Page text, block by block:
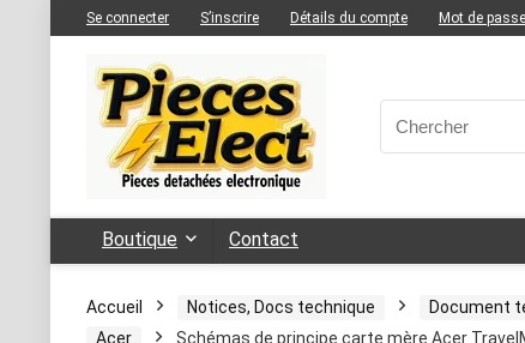
Se connecter S’inscrire Détails du compte Mot de
Boutique Contact
Accueil Notices, Docs technique Document
Acer
Schémas de principe carte mère Acer